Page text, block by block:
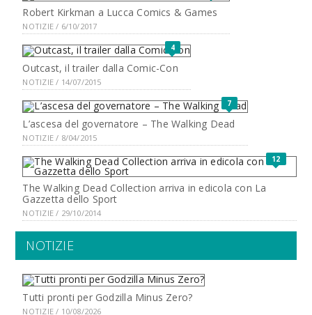
Robert Kirkman a Lucca Comics & Games
NOTIZIE / 6/10/2017
4
Outcast, il trailer dalla Comic-Con
NOTIZIE / 14/07/2015
7
L’ascesa del governatore – The Walking Dead
NOTIZIE / 8/04/2015
12
The Walking Dead Collection arriva in edicola con La
Gazzetta dello Sport
NOTIZIE / 29/10/2014
NOTIZIE
Tutti pronti per Godzilla Minus Zero?
NOTIZIE / 10/08/2026